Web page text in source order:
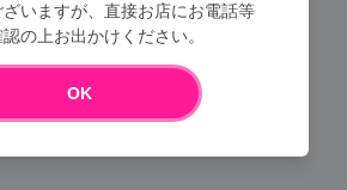
Loading...
いますが、直接お店にお電話等
の上お出かけください。
OK